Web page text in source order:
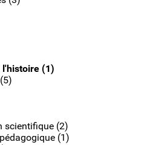
l'histoire (1)
scientifique (2)
(1)